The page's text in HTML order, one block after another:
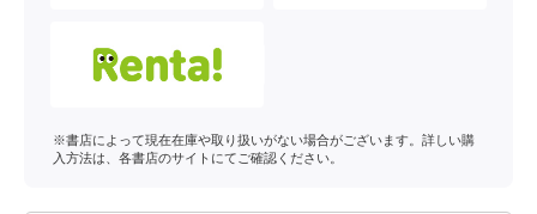
※書店によって現在在庫や取り扱いがない場合がございます。詳しい購
入方法は、各書店のサイトにてご確認ください。